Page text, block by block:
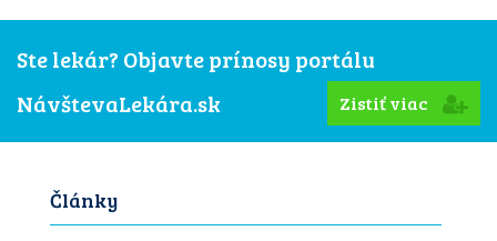
Ste lekár? Objavte prínosy portálu
NávštevaLekára.sk
Zistiť viac
Články